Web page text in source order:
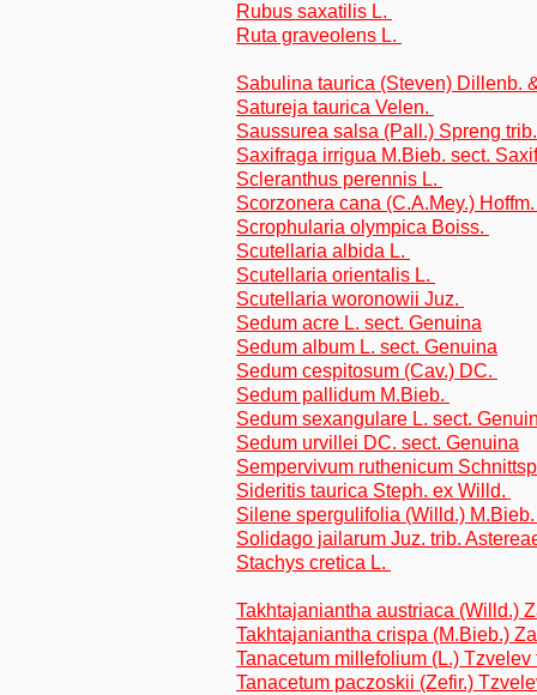
Rubus saxatilis L.
Ruta graveolens L.
Sabulina taurica (Steven) Dillenb.
Satureja taurica Velen.
Saussurea salsa (Pall.) Spreng
Saxifraga irrigua M.Bieb. sect.
Scleranthus perennis L.
Scorzonera cana (C.A.Mey.)
Scrophularia olympica Boiss.
Scutellaria albida L.
Scutellaria orientalis L.
Scutellaria woronowii Juz.
Sedum acre L. sect. Genuina
Sedum album L. sect. Genuina
Sedum cespitosum (Cav.) DC.
Sedum pallidum M.Bieb.
Sedum sexangulare L. sect.
Sedum urvillei DC. sect. Genuina
Sempervivum ruthenicum
Sideritis taurica Steph. ex Willd.
Silene spergulifolia (Willd.)
Solidago jailarum Juz. trib.
Stachys cretica L.
Takhtajaniantha austriaca (Willd.)
Takhtajaniantha crispa (M.Bieb.)
Tanacetum millefolium (L.)
Tanacetum paczoskii (Zefir.)